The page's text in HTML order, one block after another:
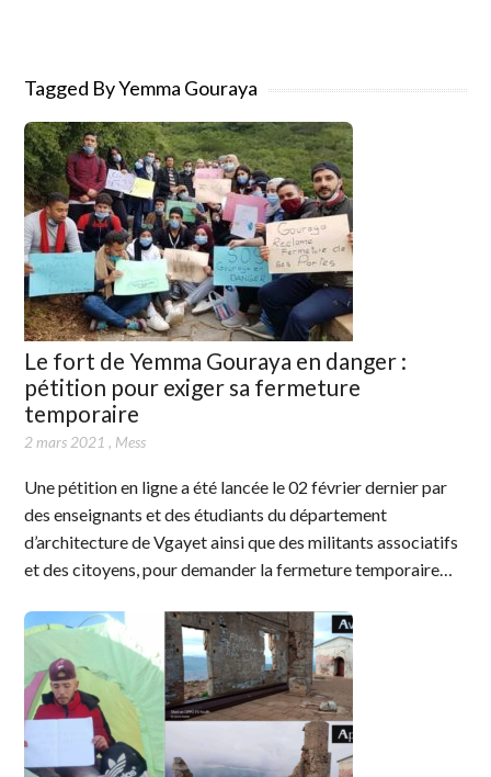
Tagged By Yemma Gouraya
Le fort de Yemma Gouraya en danger :
pétition pour exiger sa fermeture
temporaire
2 mars 2021 , Mess
Une pétition en ligne a été lancée le 02 février dernier par
des enseignants et des étudiants du département
d’architecture de Vgayet ainsi que des militants associatifs
et des citoyens, pour demander la fermeture temporaire…